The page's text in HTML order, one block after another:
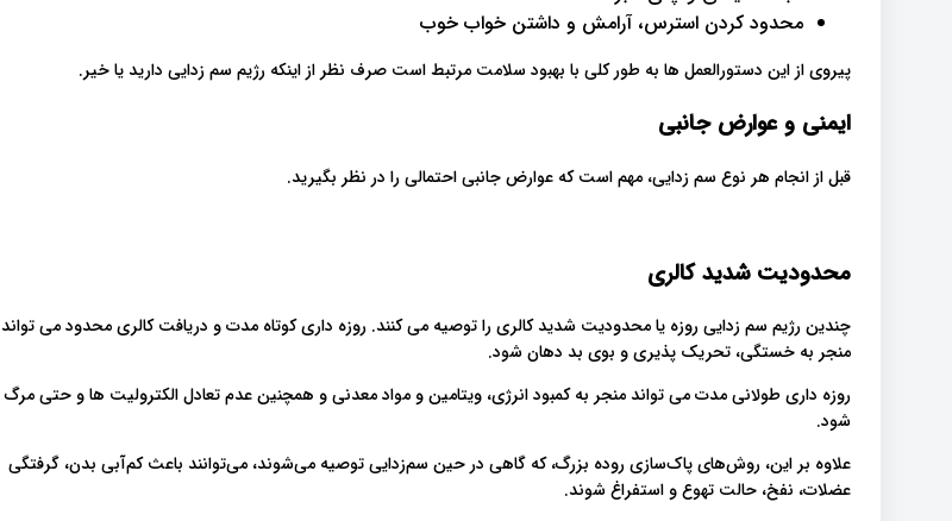
محدود کردن استرس، آرامش و داشتن خواب خوب
پیروی از این دستورالعمل ها به طور کلی با بهبود سلامت مرتبط است صرف نظر از اینکه رژیم سم زدایی دارید یا خیر.
ایمنی و عوارض جانبی
قبل از انجام هر نوع سم زدایی، مهم است که عوارض جانبی احتمالی را در نظر بگیرید.
محدودیت شدید کالری
چندین رژیم سم زدایی روزه یا محدودیت شدید کالری را توصیه می کنند. روزه داری کوتاه مدت و دریافت کالری محدود می تواند
منجر به خستگی، تحریک پذیری و بوی بد دهان شود.
روزه داری طولانی مدت می تواند منجر به کمبود انرژی، ویتامین و مواد معدنی و همچنین عدم تعادل الکترولیت ها و حتی مرگ
شود.
علاوه بر این، روش‌های پاک‌سازی روده بزرگ، که گاهی در حین سم‌زدایی توصیه می‌شوند، می‌توانند باعث کم‌آبی بدن، گرفتگی
عضلات، نفخ، حالت تهوع و استفراغ شوند.